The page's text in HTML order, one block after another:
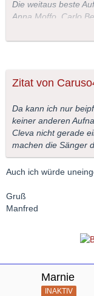
Die weitaus beste
Anna Moffo, Carlo
Dirigent Fausto
Anna Moffo, Carlo
wohl kaum zu
Zitat von
Da kann ich nur
keiner anderen
Cleva nicht gerade
machen die Sänger
Auch ich würde
Gruß
Manfred
Marnie
INAKTIV